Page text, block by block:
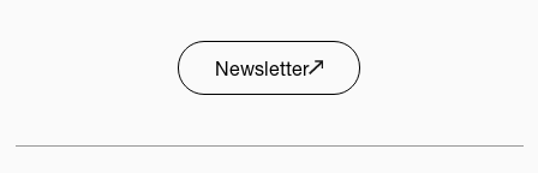
Entdecken
Newsletter